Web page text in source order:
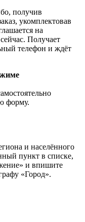
получив
укомплектовав
на
Получает
телефон и ждёт
форму.
и населённого
пункт в списке,
и впишите
«Город».